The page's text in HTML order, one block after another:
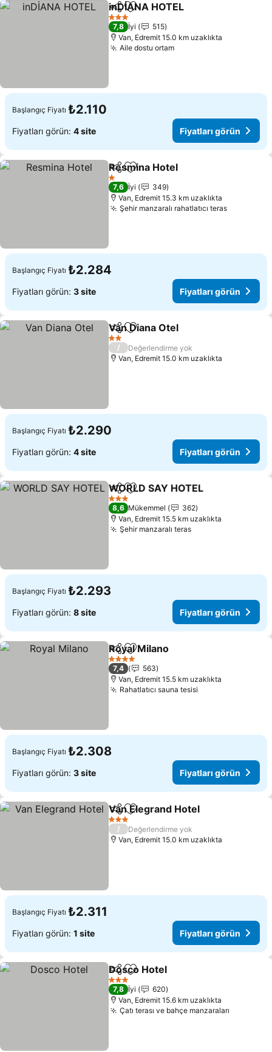
PaylaşFavorilerime ekle
inDİANA HOTEL
3 Yıldız
7,8 İyi
515
Van, Edremit 15.0 km uzaklıkta
Aile dostu ortam
Başlangıç Fiyatı ₺2.110
Fiyatları görün: 4 site Fiyatları görün
PaylaşFavorilerime ekle
Resmina Hotel
1 Yıldız
7,6 İyi
349
Van, Edremit 15.3 km uzaklıkta
Şehir manzaralı rahatlatıcı teras
Başlangıç Fiyatı ₺2.284
Fiyatları görün: 3 site Fiyatları görün
PaylaşFavorilerime ekle
Van Diana Otel
2 Yıldız
/
Değerlendirme yok
Van, Edremit 15.0 km uzaklıkta
Başlangıç Fiyatı ₺2.290
Fiyatları görün: 4 site Fiyatları görün
PaylaşFavorilerime ekle
WORLD SAY HOTEL
3 Yıldız
8,6 Mükemmel
362
Van, Edremit 15.5 km uzaklıkta
Şehir manzaralı teras
Başlangıç Fiyatı ₺2.293
Fiyatları görün: 8 site Fiyatları görün
PaylaşFavorilerime ekle
Royal Milano
4 Yıldız
7,4
563
Van, Edremit 15.5 km uzaklıkta
Rahatlatıcı sauna tesisi
Başlangıç Fiyatı ₺2.308
Fiyatları görün: 3 site Fiyatları görün
PaylaşFavorilerime ekle
Van Elegrand Hotel
3 Yıldız
/
Değerlendirme yok
Van, Edremit 15.0 km uzaklıkta
Başlangıç Fiyatı ₺2.311
Fiyatları görün: 1 site Fiyatları görün
PaylaşFavorilerime ekle
Dosco Hotel
3 Yıldız
7,8 İyi
620
Van, Edremit 15.6 km uzaklıkta
Çatı terası ve bahçe manzaraları